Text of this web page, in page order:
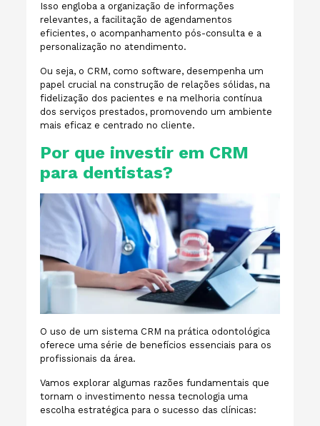
Isso engloba a organização de informações
relevantes, a facilitação de agendamentos
eficientes, o acompanhamento pós-consulta e a
personalização no atendimento.
Ou seja, o CRM, como software, desempenha um
papel crucial na construção de relações sólidas, na
fidelização dos pacientes e na melhoria contínua
dos serviços prestados, promovendo um ambiente
mais eficaz e centrado no cliente.
Por que investir em CRM
para dentistas?
O uso de um sistema CRM na prática odontológica
oferece uma série de benefícios essenciais para os
profissionais da área.
Vamos explorar algumas razões fundamentais que
tornam o investimento nessa tecnologia uma
escolha estratégica para o sucesso das clínicas: